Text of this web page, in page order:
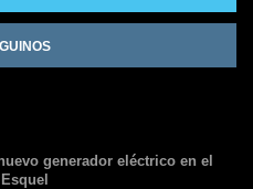
generador eléctrico en el